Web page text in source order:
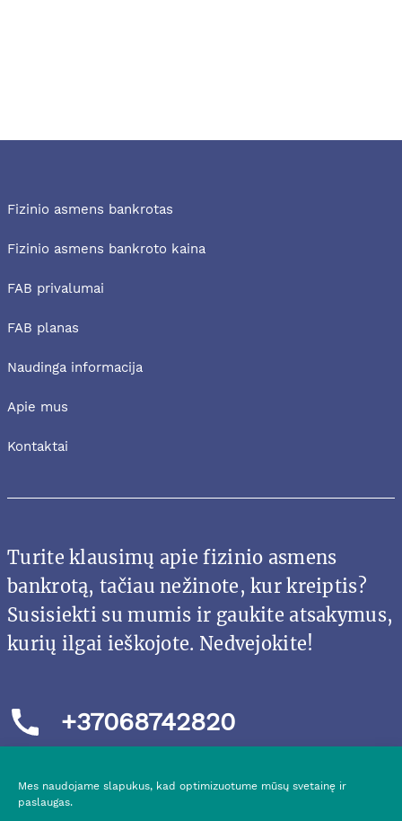
Mes naudojame slapukus, kad optimizuotume mūsų svetainę ir
paslaugas.
Fizinio asmens bankrotas
Fizinio asmens bankroto kaina
FAB privalumai
FAB planas
Naudinga informacija
Apie mus
Kontaktai
Turite klausimų apie fizinio asmens
bankrotą, tačiau nežinote, kur kreiptis?
Susisiekti su mumis ir gaukite atsakymus,
kurių ilgai ieškojote. Nedvejokite!
+37068742820